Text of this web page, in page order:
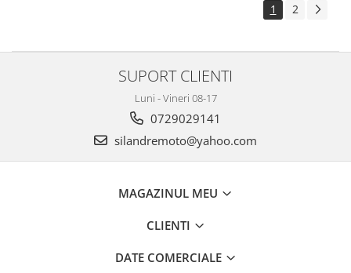
1 2
SUPORT CLIENTI
Luni - Vineri 08-17
0729029141
silandremoto@yahoo.com
MAGAZINUL MEU
CLIENTI
DATE COMERCIALE